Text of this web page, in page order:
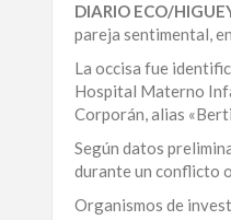
JUAN
ALTAGRACIA
PUERTO
PLATA
DIARIO ECO/
pareja sentimental,
La occisa fue
Hospital Materno
Corporán, alias
Según datos
durante un conflicto
Organismos de